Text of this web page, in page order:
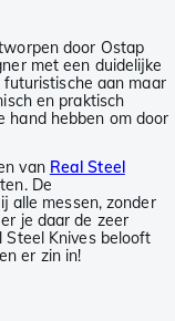
door Ostap
met een duidelijke
aan maar
en praktisch
hand hebben om door
van Real Steel
De
alle messen, zonder
je daar de zeer
Steel Knives belooft
er zin in!